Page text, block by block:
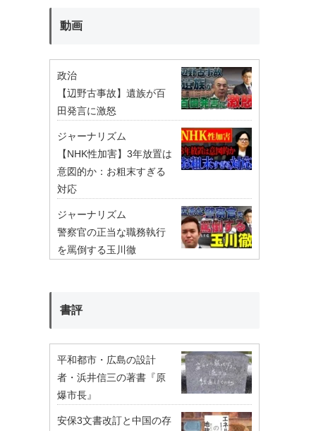
動画
政治
【辺野古事故】遺族が百
田発言に激怒
ジャーナリズム
【NHK性加害】3年放置は
意図的か：お粗末すぎる
対応
ジャーナリズム
警察官の正当な職務執行
を罵倒する玉川徹
書評
平和都市・広島の設計
者・浜井信三の著書『原
爆市長』
安保3文書改訂と中国の存